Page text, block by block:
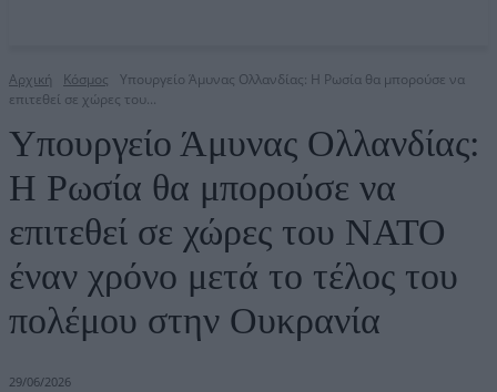
Αρχική Κόσμος
Υπουργείο Άμυνας Ολλανδίας: Η Ρωσία θα μπορούσε να
επιτεθεί σε χώρες του...
Υπουργείο Άμυνας Ολλανδίας:
Η Ρωσία θα μπορούσε να
επιτεθεί σε χώρες του ΝΑΤΟ
έναν χρόνο μετά το τέλος του
πολέμου στην Ουκρανία
29/06/2026